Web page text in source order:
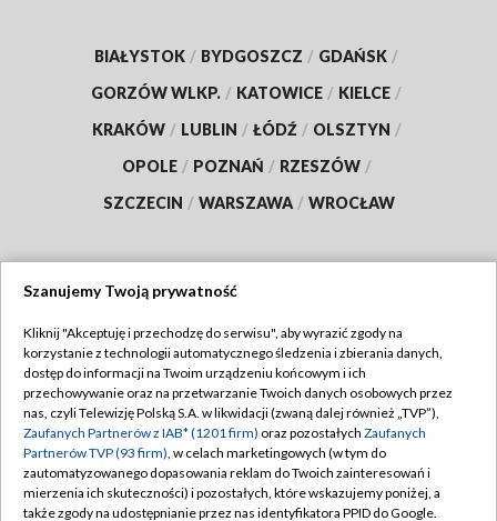
BIAŁYSTOK / BYDGOSZCZ / GDAŃSK /
GORZÓW WLKP. / KATOWICE / KIELCE /
KRAKÓW / LUBLIN / ŁÓDŹ / OLSZTYN /
OPOLE / POZNAŃ / RZESZÓW /
SZCZECIN / WARSZAWA / WROCŁAW
TVP
Abonament TVP
Emisja w TVP
Centrum informacji TVP
Naziemna Telewizja Cyfrowa
Regulamin TVP
Polityka prywatności
Moje zgody
Pomoc
Szanujemy Twoją prywatność
Kliknij "Akceptuję i przechodzę do serwisu", aby wyrazić zgody na
korzystanie z technologii automatycznego śledzenia i zbierania danych,
dostęp do informacji na Twoim urządzeniu końcowym i ich
przechowywanie oraz na przetwarzanie Twoich danych osobowych przez
nas, czyli Telewizję Polską S.A. w likwidacji (zwaną dalej również „TVP”),
Zaufanych Partnerów z IAB* (1201 firm) oraz pozostałych Zaufanych
Partnerów TVP (93 firm), w celach marketingowych (w tym do
zautomatyzowanego dopasowania reklam do Twoich zainteresowań i
mierzenia ich skuteczności) i pozostałych, które wskazujemy poniżej, a
także zgody na udostępnianie przez nas identyfikatora PPID do Google.